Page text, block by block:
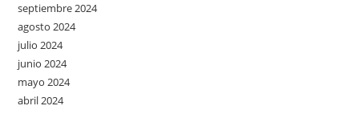
septiembre 2024
agosto 2024
julio 2024
junio 2024
mayo 2024
abril 2024